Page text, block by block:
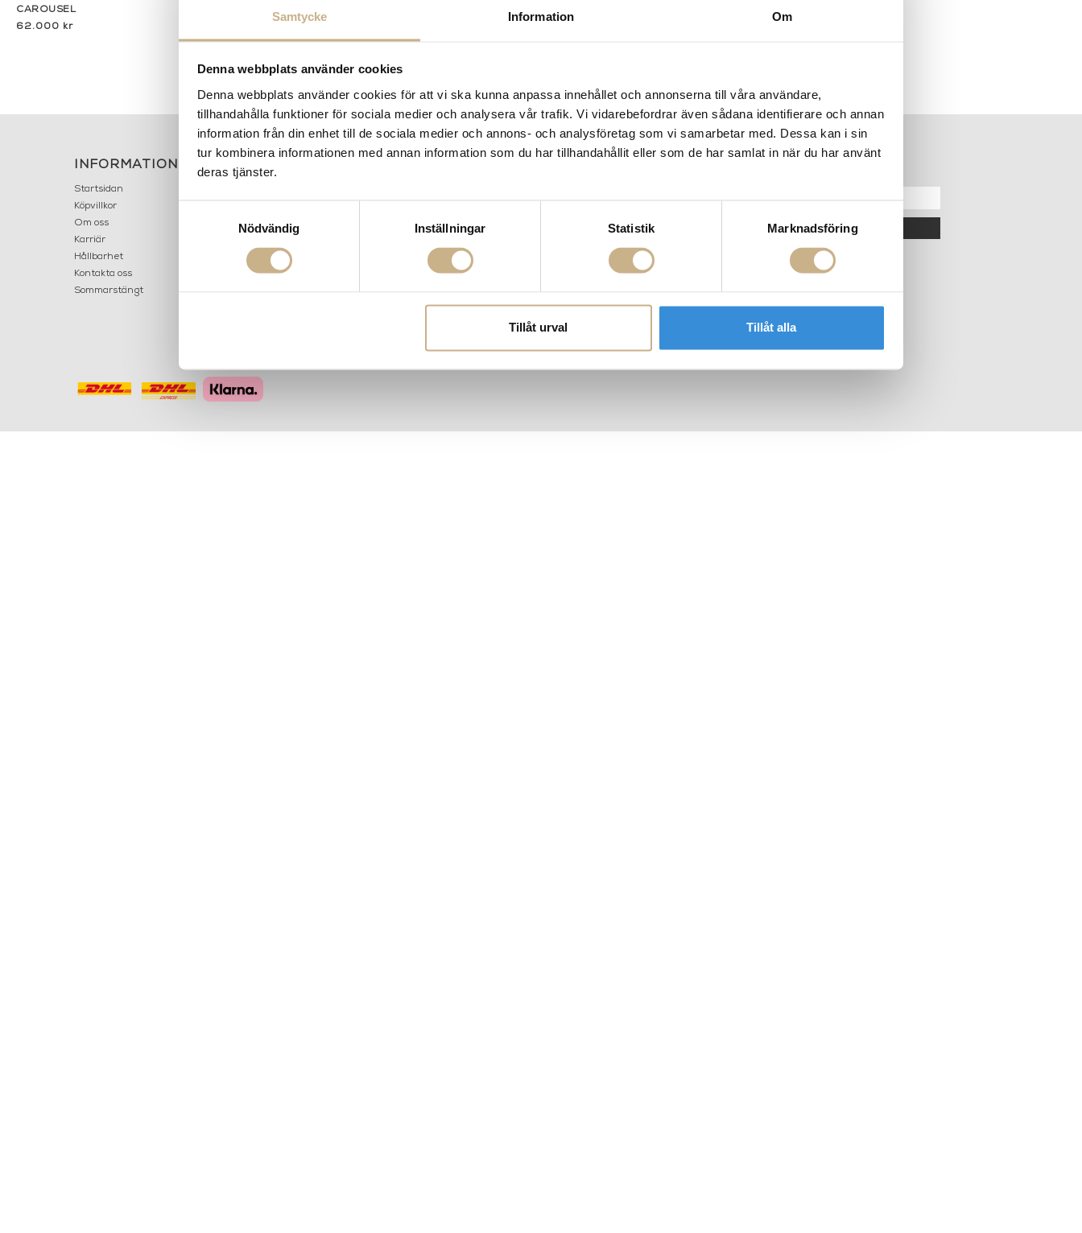
Samtycke Information Om
Denna webbplats använder cookies
Denna webbplats använder cookies för att vi ska kunna anpassa innehållet och annonserna till våra användare,
tillhandahålla funktioner för sociala medier och analysera vår trafik. Vi vidarebefordrar även sådana identifierare och annan
information från din enhet till de sociala medier och annons- och analysföretag som vi samarbetar med. Dessa kan i sin
tur kombinera informationen med annan information som du har tillhandahållit eller som de har samlat in när du har använt
deras tjänster.
Nödvändig
Inställningar Statistik Marknadsföring
Tillåt urval Tillåt alla
CAROUSEL
62.000 kr
INFORMATION
Startsidan
Köpvillkor
Om oss
Karriär
Hållbarhet
Kontakta oss
Sommarstängt
LILLA BROGATAN 9
info@mariellastore.se
Slim Aarons
Snurrade ljus